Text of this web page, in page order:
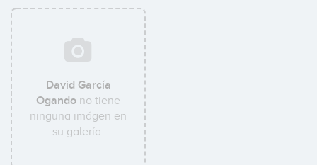
David García
Ogando no tiene
ninguna imágen en
su galería.